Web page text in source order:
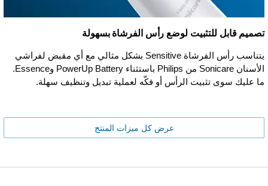
تصميم قابل للتثبيت لوضع رأس الفرشاة بسهولة
يتناسب رأس الفرشاة Sensitive بشكل مثالي مع أي مقبض لفراشي
الأسنان Sonicare من Philips باستثناء PowerUp Battery وEssence.
ما عليك سوى تثبيت الرأس أو فكّه لعملية تبديل وتنظيف سهلة.
عرض كل ميزات المنتج